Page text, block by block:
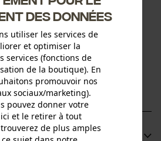
propriétés matérielles éprouvées
pour toutes les activités
de forte transpiration, la laine
sèche très rapidement. Quant aux
rendent le maillot de corps à
...
des données
utiliser les services de
et optimiser la
services (fonctions de
de la boutique). En
promouvoir nos
sociaux/marketing).
pouvez donner votre
et le retirer à tout
de plus amples